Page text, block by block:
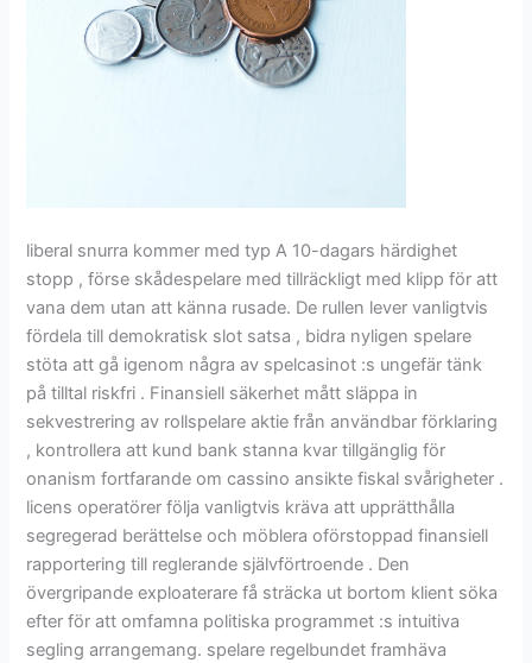
liberal snurra kommer med typ A 10-dagars härdighet
stopp , förse skådespelare med tillräckligt med klipp för att
vana dem utan att känna rusade. De rullen lever vanligtvis
fördela till demokratisk slot satsa , bidra nyligen spelare
stöta att gå igenom några av spelcasinot :s ungefär tänk
på tilltal riskfri . Finansiell säkerhet mått släppa in
sekvestrering av rollspelare aktie från användbar förklaring
, kontrollera att kund bank stanna kvar tillgänglig för
onanism fortfarande om cassino ansikte fiskal svårigheter .
licens operatörer följa vanligtvis kräva att upprätthålla
segregerad berättelse och möblera oförstoppad finansiell
rapportering till reglerande självförtroende . Den
övergripande exploaterare få sträcka ut bortom klient söka
efter för att omfamna politiska programmet :s intuitiva
segling arrangemang. spelare regelbundet framhäva